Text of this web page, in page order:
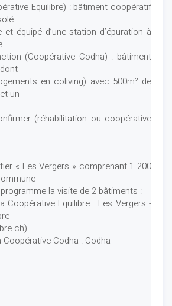
Equilibre) : bâtiment coopératif
équipé d’une station d’épuration à
(Coopérative Codha) : bâtiment
en coliving) avec 500m² de
un
(réhabilitation ou coopérative
« Les Vergers » comprenant 1 200
la visite de 2 bâtiments :
Coopérative Equilibre : Les Vergers -
Coopérative Codha : Codha